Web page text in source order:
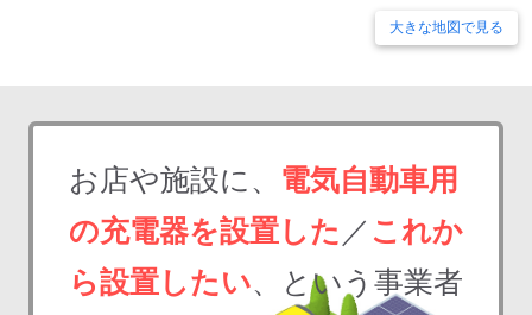
大きな地図で見る
お店や施設に、 電気自動車用
の充電器を設置した ／ これか
ら設置したい、という事業者